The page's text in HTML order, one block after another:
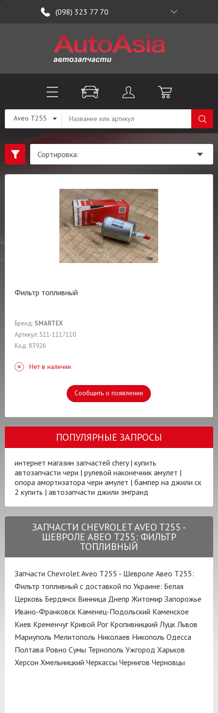
(098) 323 77 70
Aveo T255
Фильтр топливный
Бренд: SMARTEX
Артикул: S11-1117110
Код: 83926
Нет в наличии
Сообщить о появлении
ПОПУЛЯРНЫЕ ЗАПРОСЫ
интернет магазин запчастей chery| купить
автозапчасти чери | рулевой наконечник амулет |
опора амортизатора чери амулет | бампер на джили ск
2 купить | автозапчасти джили эмгранд
ЗАПЧАСТИ CHEVROLET AVEO T255 -
ШЕВРОЛЕ АВЕО Т255: ФИЛЬТР
ТОПЛИВНЫЙ
Запчасти Chevrolet Aveo T255 - Шевроле Авео Т255:
Фильтр топливный с доставкой по Украине: Белая
Церковь Бердянск Винница Днепр Житомир Запорожье
Ивано-Франковск Каменец-Подольский Каменское
Киев Кременчуг Кривой Рог Кропивницкий Луцк Львов
Мариуполь Мелитополь Николаев Никополь Одесса
Полтава Ровно Сумы Тернополь Ужгород Харьков
Херсон Хмельницкий Черкассы Чернигов Черновцы